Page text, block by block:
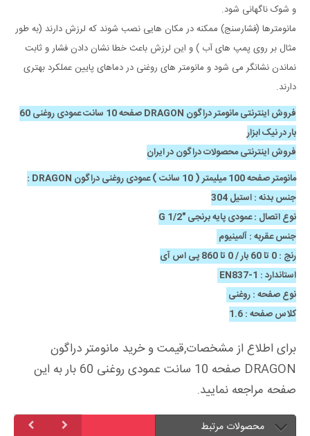
و شوک ناگهانی شود.
مانومترها (فشارسنج) ممکنه در مکان هایی نصب شوند که لرزش دارند (به طور
مثال بر روی پمپ های آب ) و این لرزش باعث خطا نشان دادن فشار و ثابت
نماندن نشانگر می شود و مانومتر های روغنی در دماهای پایین عملکرد بهتری
دارند.
فروش اینترنتی مانومتر دراگون DRAGON صفحه 10 سانت عمودی روغنی 60
بار در نیک ابزار
فروش اینترنتی محصولات دراگون در ایران
مانومتر صفحه 100 میلیمتر ( 10 سانت ) عمودی روغنی دراگون DRAGON :
جنس بدنه : استیل 304
نوع اتصال : عمودی پایه برنجی "1/2 G
جنس عقربه : آلمینیوم
رنج : 0 تا 60 بار / 0 تا 860 پی اس آی
استاندارد : EN837-1
نوع صفحه : روغنی
کلاس صفحه : 1.6
برای اطلاع از مشخصات,قیمت و خرید مانومتر دراگون
DRAGON صفحه 10 سانت عمودی روغنی 60 بار به این
صفحه مراجعه نمایید.
محصولات مرتبط